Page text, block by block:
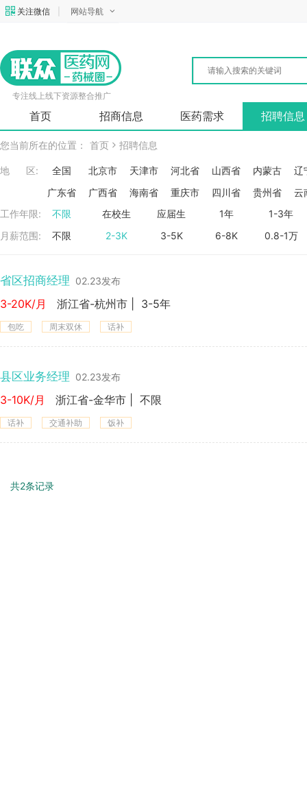
关注微信 网站导航
专注线上线下资源整合推广
首页 招商信息 医药需求 招聘信息
您当前所在的位置： 首页 招聘信息
地 区: 全国 北京市 天津市 河北省 山西省 内蒙古
辽
广东省
广西省 海南省 重庆市 四川省 贵州省
云
工作年限:
不限 在校生 应届生 1年
1-3年
月薪范围:
不限 2-3K 3-5K 6-8K 0.8-1万
省区招商经理 02.23发布
3-20K/月 浙江省-杭州市 3-5年
包吃 周末双休 话补
县区业务经理 02.23发布
3-10K/月 浙江省-金华市 不限
话补 交通补助 饭补
共2条记录